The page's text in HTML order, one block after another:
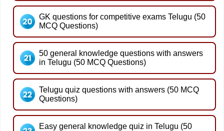
GK questions for competitive exams Telugu (50
MCQ Questions)
50 general knowledge questions with answers
in Telugu (50 MCQ Questions)
Telugu quiz questions with answers (50 MCQ
Questions)
Easy general knowledge quiz in Telugu (50